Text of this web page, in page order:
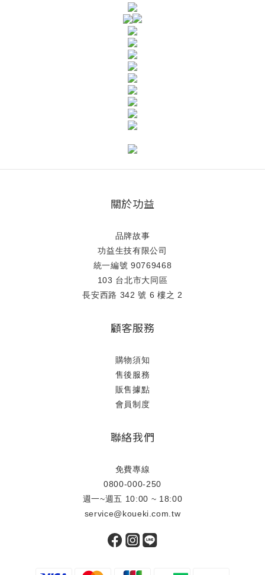
關於功益
品牌故事
功益生技有限公司
統一編號 90769468
103 台北市大同區
長安西路 342 號 6 樓之 2
顧客服務
購物須知
售後服務
販售據點
會員制度
聯絡我們
免費專線
0800-000-250
週一~週五 10:00 ~ 18:00
service@koueki.com.tw